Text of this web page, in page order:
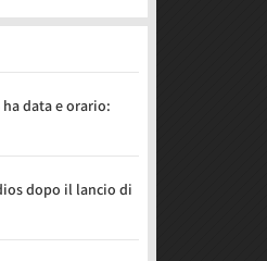
data e orario:
dopo il lancio di